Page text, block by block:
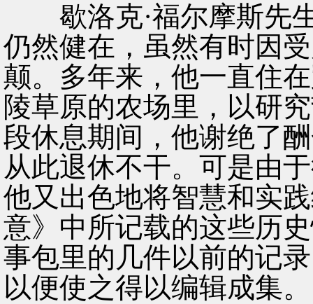
歇洛克·福尔摩斯先
仍然健在，虽然有时因
颠。多年来，他一直住
陵草原的农场里，以研
段休息期间，他谢绝了
从此退休不干。可是由
他又出色地将智慧和实
意》中所记载的这些历
事包里的几件以前的记
以便使之得以编辑成集。